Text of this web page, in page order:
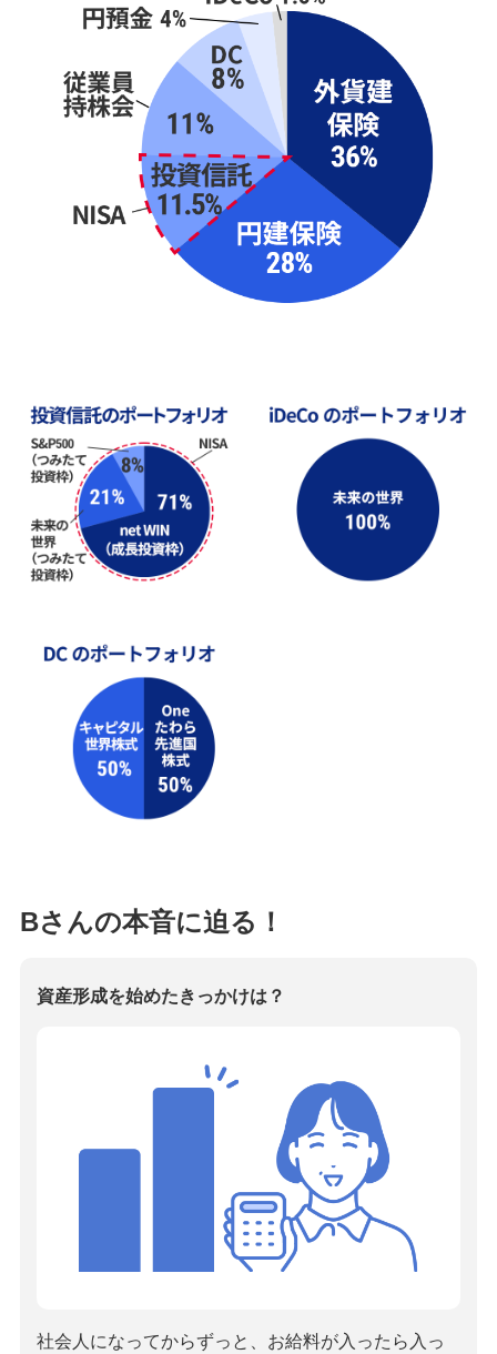
Bさんの本音に迫る！
資産形成を始めたきっかけは？
社会人になってからずっと、お給料が入ったら入っ